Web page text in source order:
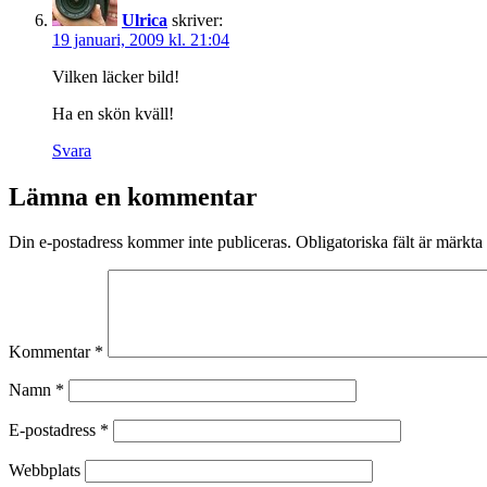
Ulrica skriver:
19 januari, 2009 kl. 21:04
Vilken läcker bild!
Ha en skön kväll!
Svara
Lämna en kommentar
Din e-postadress kommer inte publiceras. Obligatoriska fält är märkta
Kommentar *
Namn *
E-postadress *
Webbplats